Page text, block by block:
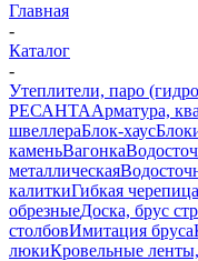
Главная
-
Каталог
-
Утеплители, паро
РЕСАНТААрматура,
швеллераБлок-хаус
каменьВагонка
металлическая
калиткиГибкая черепица
обрезныеДоска, брус
столбовИмитация бруса
люкиКровельные